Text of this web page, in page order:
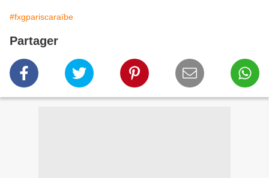
#fxgpariscaraïbe
Partager